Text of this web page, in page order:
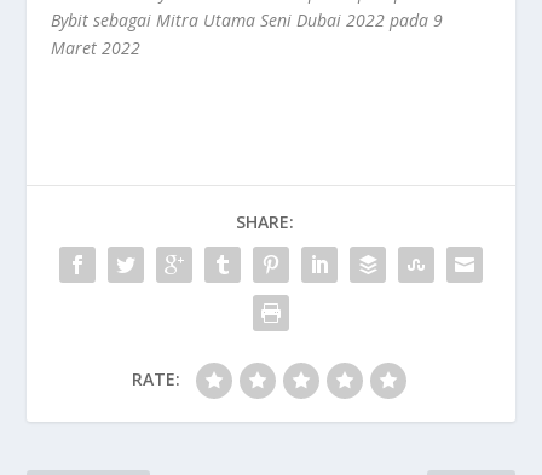
Bybitsebagai Mitra Utama Seni Dubai 2022 pada 9
Maret 2022
SHARE:
RATE: